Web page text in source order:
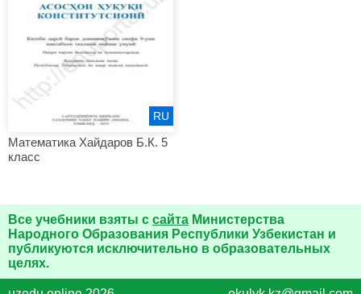
Математика Хайдаров Б.К. 5
класс
RU
Все учебники взяты с сайта Министерства
Народного Образования Республики Узбекистан и
публикуются исключительно в образовательных
целях.